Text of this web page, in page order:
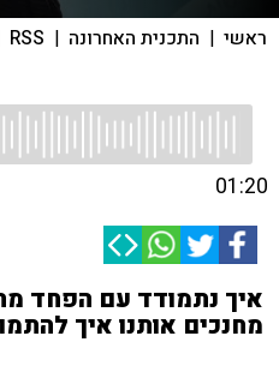
ראשי | התכנית האחרונה |
RSS
01:20
איך נתמודד עם הפחד
מחנכים אותנו איך